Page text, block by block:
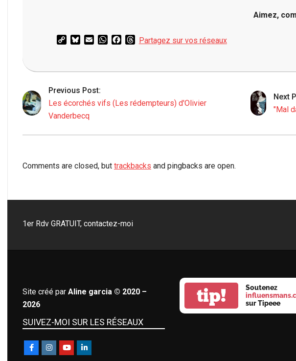
Aimez,
Copy Bluesky
Email WhatsApp
Facebook
Threads
Partagez sur vos réseaux
01-
Previous Post:
Les écorchés vifs (Les rédempteurs) d'Olivier
Vanderbecq
Next
"Mal
Comments are closed, but trackbacks and pingbacks are open.
1er Rdv GRATUIT, contactez-moi
Site créé par Aline garcia © 2020 –
2026
SUIVEZ-MOI SUR LES RÉSEAUX
tip!
Soutenez
sur Tipeee